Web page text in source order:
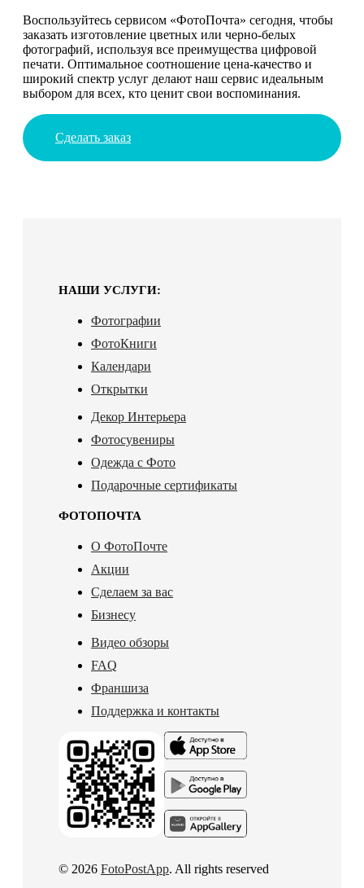
Воспользуйтесь сервисом «ФотоПочта» сегодня, чтобы
заказать изготовление цветных или черно-белых
фотографий, используя все преимущества цифровой
печати. Оптимальное соотношение цена-качество и
широкий спектр услуг делают наш сервис идеальным
выбором для всех, кто ценит свои воспоминания.
Сделать заказ
НАШИ УСЛУГИ:
Фотографии
ФотоКниги
Календари
Открытки
Декор Интерьера
Фотосувениры
Одежда с Фото
Подарочные сертификаты
ФОТОПОЧТА
О ФотоПочте
Акции
Сделаем за вас
Бизнесу
Видео обзоры
FAQ
Франшиза
Поддержка и контакты
© 2026 FotoPostApp. All rights reserved